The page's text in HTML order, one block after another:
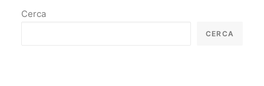
Cerca
CERCA